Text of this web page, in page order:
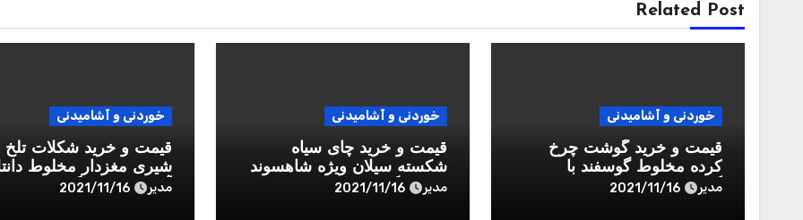
Related Post
خوردنی و آشامیدنی
قیمت و خرید گوشت چرخ
کرده مخلوط گوسفند با
گوساله ممتاز رويال طعم –
مدیر 2021/11/16
خوردنی و آشامیدنی
قیمت و خرید چای سیاه
شکسته سیلان ویژه شاهسوند
– 450 گرم
مدیر 2021/11/16
خوردنی و آشامیدنی
قیمت و خرید شکلات تلخ
شیری مغزدار مخلوط
آیدین – 1 کیلوگرم
مدیر 2021/11/16